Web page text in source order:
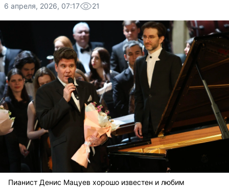
6 апреля, 2026, 07:17 21
Пианист Денис Мацуев хорошо известен и любим